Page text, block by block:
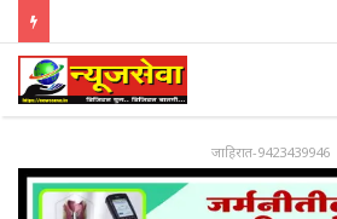
जाहिरात-9423439946